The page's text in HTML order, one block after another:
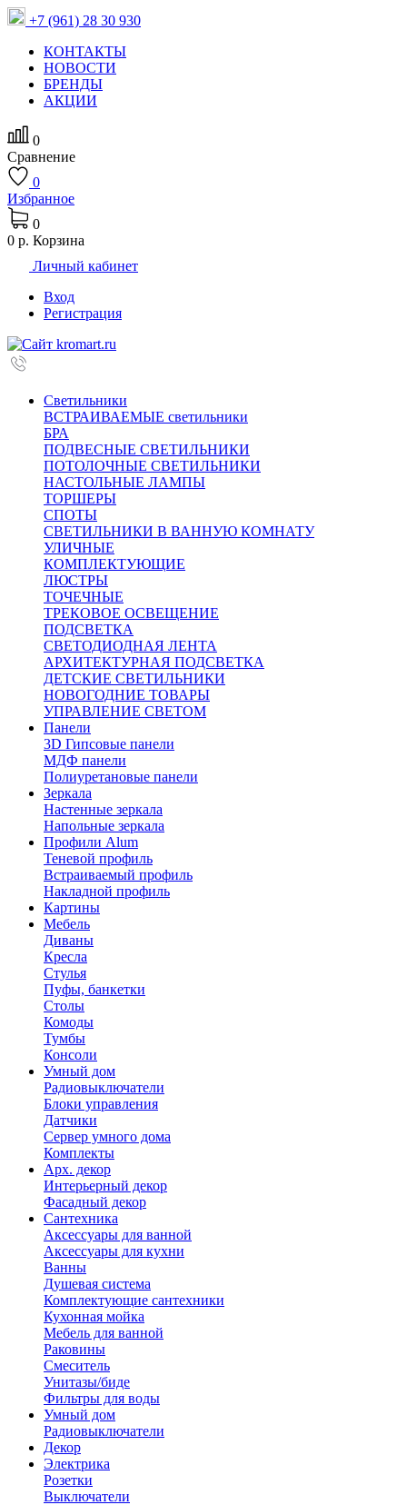
+7 (961) 28 30 930
КОНТАКТЫ
НОВОСТИ
БРЕНДЫ
АКЦИИ
0
Сравнение
0
Избранное
0
0 р. Корзина
Личный кабинет
Вход
Регистрация
Светильники
ВСТРАИВАЕМЫЕ светильники
БРА
ПОДВЕСНЫЕ СВЕТИЛЬНИКИ
ПОТОЛОЧНЫЕ СВЕТИЛЬНИКИ
НАСТОЛЬНЫЕ ЛАМПЫ
ТОРШЕРЫ
СПОТЫ
СВЕТИЛЬНИКИ В ВАННУЮ КОМНАТУ
УЛИЧНЫЕ
КОМПЛЕКТУЮЩИЕ
ЛЮСТРЫ
ТОЧЕЧНЫЕ
ТРЕКОВОЕ ОСВЕЩЕНИЕ
ПОДСВЕТКА
СВЕТОДИОДНАЯ ЛЕНТА
АРХИТЕКТУРНАЯ ПОДСВЕТКА
ДЕТСКИЕ СВЕТИЛЬНИКИ
НОВОГОДНИЕ ТОВАРЫ
УПРАВЛЕНИЕ СВЕТОМ
Панели
3D Гипсовые панели
МДФ панели
Полиуретановые панели
Зеркала
Настенные зеркала
Напольные зеркала
Профили Alum
Теневой профиль
Встраиваемый профиль
Накладной профиль
Картины
Мебель
Диваны
Кресла
Стулья
Пуфы, банкетки
Столы
Комоды
Тумбы
Консоли
Умный дом
Радиовыключатели
Блоки управления
Датчики
Сервер умного дома
Комплекты
Арх. декор
Интерьерный декор
Фасадный декор
Сантехника
Аксессуары для ванной
Аксессуары для кухни
Ванны
Душевая система
Комплектующие сантехники
Кухонная мойка
Мебель для ванной
Раковины
Смеситель
Унитазы/биде
Фильтры для воды
Умный дом
Радиовыключатели
Декор
Электрика
Розетки
Выключатели